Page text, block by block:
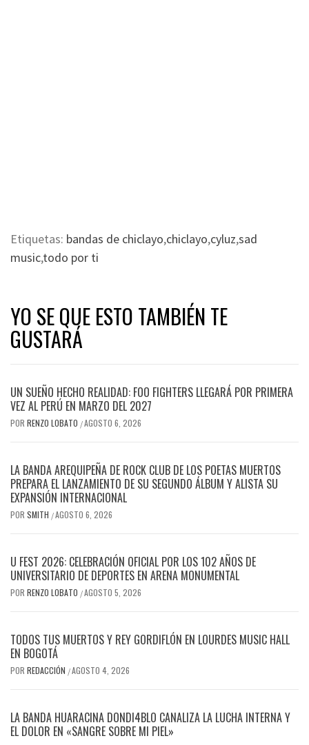
Etiquetas: bandas de chiclayo,chiclayo,cyluz,sad
music,todo por ti
YO SE QUE ESTO TAMBIÉN TE
GUSTARÁ
UN SUEÑO HECHO REALIDAD: FOO FIGHTERS LLEGARÁ POR PRIMERA
VEZ AL PERÚ EN MARZO DEL 2027
POR RENZO LOBATO /AGOSTO 6, 2026
LA BANDA AREQUIPEÑA DE ROCK CLUB DE LOS POETAS MUERTOS
PREPARA EL LANZAMIENTO DE SU SEGUNDO ÁLBUM Y ALISTA SU
EXPANSIÓN INTERNACIONAL
POR SMITH /AGOSTO 6, 2026
U FEST 2026: CELEBRACIÓN OFICIAL POR LOS 102 AÑOS DE
UNIVERSITARIO DE DEPORTES EN ARENA MONUMENTAL
POR RENZO LOBATO /AGOSTO 5, 2026
TODOS TUS MUERTOS Y REY GORDIFLÓN EN LOURDES MUSIC HALL
EN BOGOTÁ
POR REDACCIÓN /AGOSTO 4, 2026
LA BANDA HUARACINA DONDI4BLO CANALIZA LA LUCHA INTERNA Y
EL DOLOR EN «SANGRE SOBRE MI PIEL»